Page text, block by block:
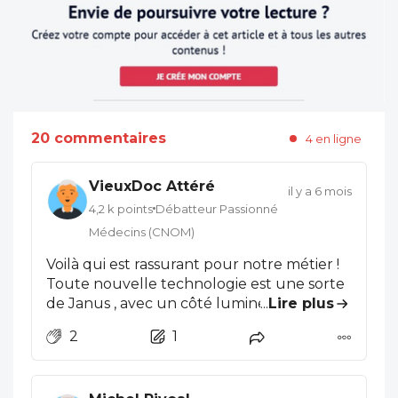
20 commentaires 4 en ligne
VieuxDoc Attéré
4,2 k points Débatteur Passionné
Médecins (CNOM)
il y a 6 mois
Voilà qui est rassurant pour notre métier !
Toute nouvelle technologie est une sorte
de Janus , avec un côté lumineux et un
en est fait. Ne jetons pas le bébé avec l'eau
du bain cependant. L'IA peut nous aider à
... Lire plus
2
1